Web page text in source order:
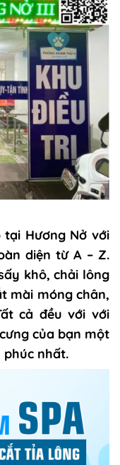
tại Hương Nở với
diện từ A – Z.
khô, chải lông
mài móng chân,
cả đều với với
của bạn một
phúc nhất.